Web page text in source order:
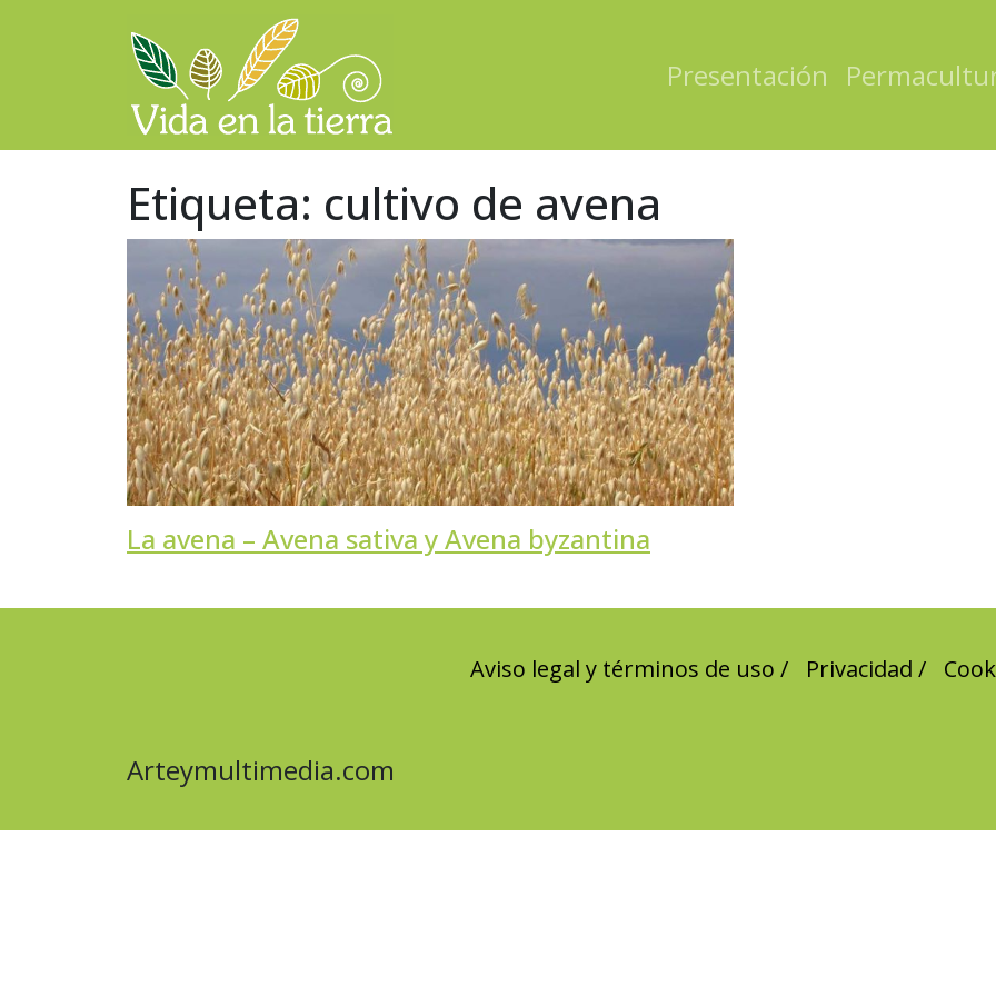
Navegación principal Presentación
Etiqueta: cultivo de avena
La avena – Avena sativa y Avena byzantina
Aviso legal y términos de uso Privacidad
Arteymultimedia.com